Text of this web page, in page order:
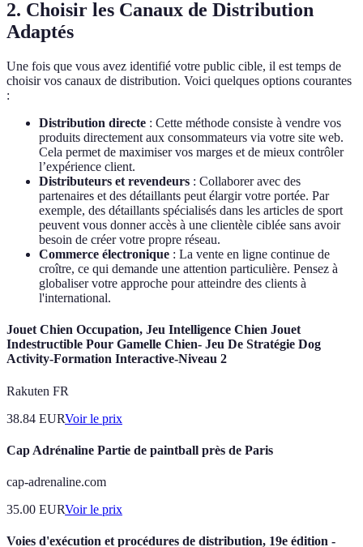
2. Choisir les Canaux de Distribution
Adaptés
Une fois que vous avez identifié votre public cible, il est temps de
choisir vos canaux de distribution. Voici quelques options courantes
:
Distribution directe : Cette méthode consiste à vendre vos
produits directement aux consommateurs via votre site web.
Cela permet de maximiser vos marges et de mieux contrôler
l’expérience client.
Distributeurs et revendeurs : Collaborer avec des
partenaires et des détaillants peut élargir votre portée. Par
exemple, des détaillants spécialisés dans les articles de sport
peuvent vous donner accès à une clientèle ciblée sans avoir
besoin de créer votre propre réseau.
Commerce électronique : La vente en ligne continue de
croître, ce qui demande une attention particulière. Pensez à
globaliser votre approche pour atteindre des clients à
l'international.
Jouet Chien Occupation, Jeu Intelligence Chien Jouet
Indestructible Pour Gamelle Chien- Jeu De Stratégie Dog
Activity-Formation Interactive-Niveau 2
Rakuten FR
38.84 EURVoir le prix
Cap Adrénaline Partie de paintball près de Paris
cap-adrenaline.com
35.00 EURVoir le prix
Voies d'exécution et procédures de distribution, 19e édition -